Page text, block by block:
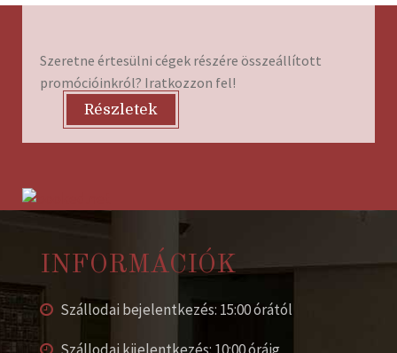
Szeretne értesülni cégek részére összeállított
promócióinkról? Iratkozzon fel!
Részletek
INFORMÁCIÓK
Szállodai bejelentkezés: 15:00 órától